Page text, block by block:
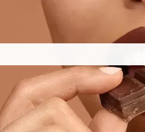
pinterest-site-verification=867dbab807973b9ac409c90f1d7cea8f